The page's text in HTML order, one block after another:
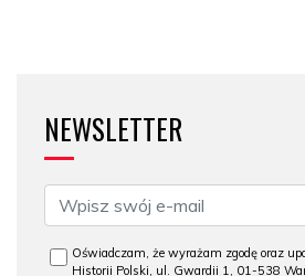
NEWSLETTER
Oświadczam, że wyrażam zgodę oraz
Historii Polski, ul. Gwardii 1, 01-538